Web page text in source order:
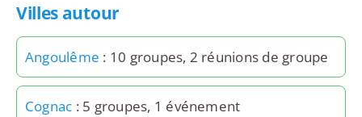
Villes autour
Angoulême : 10 groupes, 2 réunions de groupe
Cognac : 5 groupes, 1 événement